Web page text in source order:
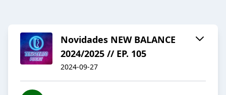
Novidades NEW BALANCE
2024/2025 // EP. 105
2024-09-27